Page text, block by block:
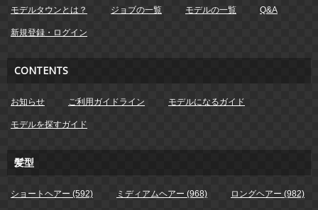
モデルタウンとは？ ジョブの一覧 モデルの一覧 Q&A
新規登録・ログイン
CONTENTS
お知らせ ご利用ガイドライン モデルになるガイド
モデルを探すガイド
髪型
ショートヘアー (592) ミディアムヘアー (968) ロングヘアー (982)